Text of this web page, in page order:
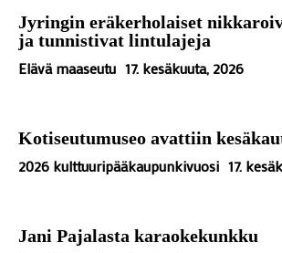
Jyringin eräkerholaiset
ja tunnistivat lintulajeja
Elävä maaseutu 17. kesäkuuta, 2026
Kotiseutumuseo avattiin
2026 kulttuuripääkaupunkivuosi 17.
Jani Pajalasta karaokekunkku